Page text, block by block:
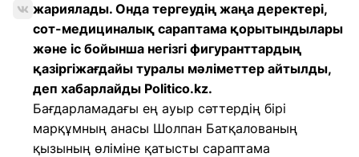
жариялады. Онда тергеудің жаңа деректері,
сот-медициналық сараптама қорытындылары
және іс бойынша негізгі фигуранттардың
қазіргіжағдайы туралы мәліметтер айтылды,
деп хабарлайды Politico.kz.
Бағдарламадағы ең ауыр сәттердің бірі
марқұмның анасы Шолпан Батқалованың
қызының өліміне қатысты сараптама